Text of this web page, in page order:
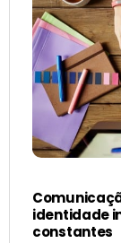
identidade
constantes